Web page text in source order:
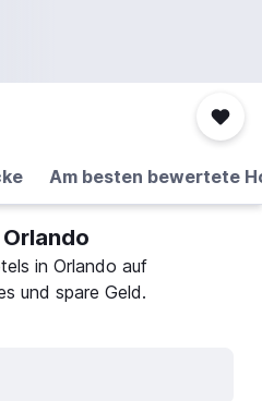
Am besten bewertete
in Orlando auf
und spare Geld.